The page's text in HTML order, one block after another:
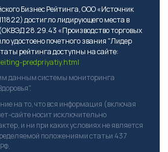
Бизнес Рейтинга, ООО «Источник
достигло лидирующего места в
28.29.43 «Производство торговых
удостоено почетного звания "Лидер
рейтинга доступны на сайте:
predpriyatiy.html
данным системы мониторинга
на то, что вся информация (включая
сайте носит исключительно
и ни при каких условиях не является
положениями статьи 437